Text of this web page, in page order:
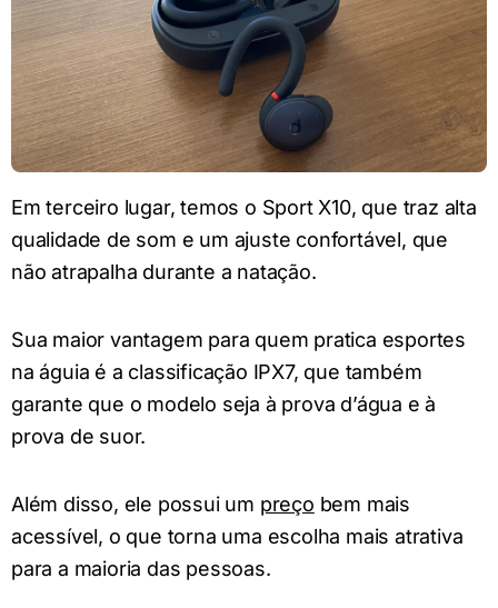
Em terceiro lugar, temos o Sport X10, que traz alta
qualidade de som e um ajuste confortável, que
não atrapalha durante a natação.
Sua maior vantagem para quem pratica esportes
na águia é a classificação IPX7, que também
garante que o modelo seja à prova d’água e à
prova de suor.
Além disso, ele possui um preço bem mais
acessível, o que torna uma escolha mais atrativa
para a maioria das pessoas.